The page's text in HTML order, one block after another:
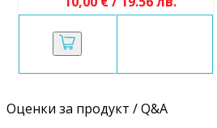
Оценки за продукт / Q&A